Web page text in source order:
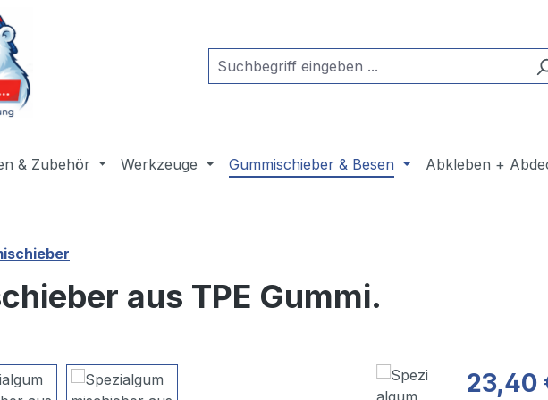
& Zubehör Werkzeuge Gummischieber & Besen Abkleben +
aus TPE Gummi.
23,40